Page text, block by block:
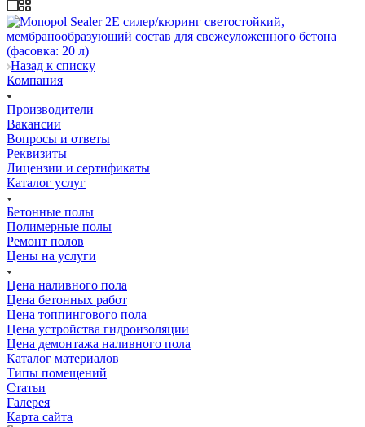
Назад к списку
Компания
Производители
Вакансии
Вопросы и ответы
Реквизиты
Лицензии и сертификаты
Каталог услуг
Бетонные полы
Полимерные полы
Ремонт полов
Цены на услуги
Цена наливного пола
Цена бетонных работ
Цена топпингового пола
Цена устройства гидроизоляции
Цена демонтажа наливного пола
Каталог материалов
Типы помещений
Статьи
Галерея
Карта сайта